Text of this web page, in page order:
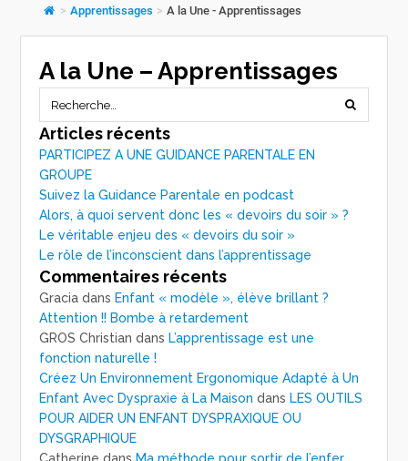
> Apprentissages > A la Une - Apprentissages
A la Une – Apprentissages
Articles récents
PARTICIPEZ A UNE GUIDANCE PARENTALE EN
GROUPE
Suivez la Guidance Parentale en podcast
Alors, à quoi servent donc les « devoirs du soir » ?
Le véritable enjeu des « devoirs du soir »
Le rôle de l’inconscient dans l’apprentissage
Commentaires récents
Gracia dans Enfant « modèle », élève brillant ?
Attention !! Bombe à retardement
GROS Christian dans L’apprentissage est une
fonction naturelle !
Créez Un Environnement Ergonomique Adapté à Un
Enfant Avec Dyspraxie à La Maison dans LES OUTILS
POUR AIDER UN ENFANT DYSPRAXIQUE OU
DYSGRAPHIQUE